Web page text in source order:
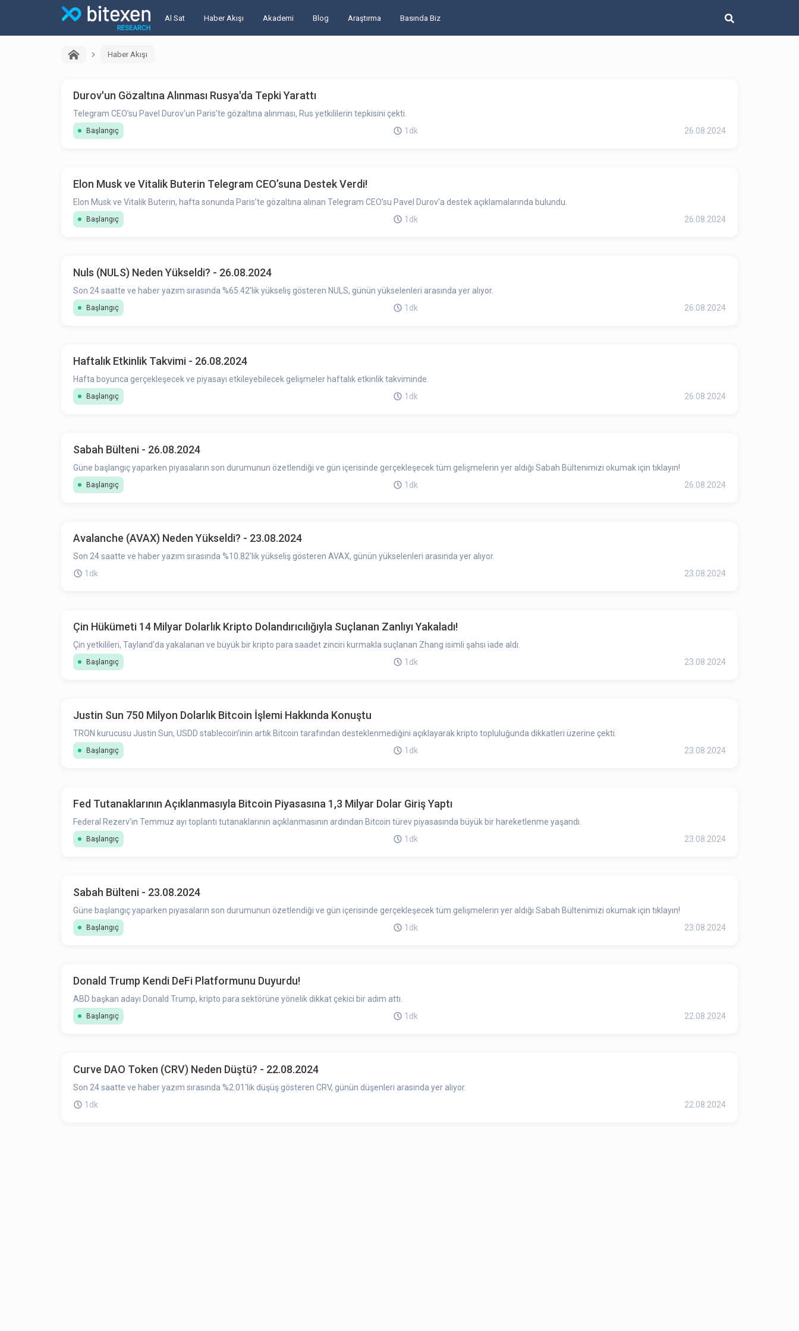
Al Sat Haber Akışı Akademi Blog Araştırma Basında Biz
Haber Akışı
Durov'un Gözaltına Alınması Rusya'da Tepki Yarattı
Telegram CEO’su Pavel Durov'un Paris’te gözaltına alınması, Rus yetkililerin tepkisini çekti.
Başlangıç 1dk 26.08.2024
Elon Musk ve Vitalik Buterin Telegram CEO’suna Destek Verdi!
Elon Musk ve Vitalik Buterin, hafta sonunda Paris’te gözaltına alınan Telegram CEO’su Pavel Durov’a destek açıklamalarında bulundu.
Başlangıç 1dk 26.08.2024
Nuls (NULS) Neden Yükseldi? - 26.08.2024
Son 24 saatte ve haber yazım sırasında %65.42'lik yükseliş gösteren NULS, günün yükselenleri arasında yer alıyor.
Başlangıç 1dk 26.08.2024
Haftalık Etkinlik Takvimi - 26.08.2024
Hafta boyunca gerçekleşecek ve piyasayı etkileyebilecek gelişmeler haftalık etkinlik takviminde.
Başlangıç 1dk 26.08.2024
Sabah Bülteni - 26.08.2024
Güne başlangıç yaparken piyasaların son durumunun özetlendiği ve gün içerisinde gerçekleşecek tüm gelişmelerin yer aldığı Sabah Bültenimizi okumak için tıklayın!
Başlangıç 1dk 26.08.2024
Avalanche (AVAX) Neden Yükseldi? - 23.08.2024
Son 24 saatte ve haber yazım sırasında %10.82'lik yükseliş gösteren AVAX, günün yükselenleri arasında yer alıyor.
1dk
23.08.2024
Çin Hükümeti 14 Milyar Dolarlık Kripto Dolandırıcılığıyla Suçlanan Zanlıyı Yakaladı!
Çin yetkilileri, Tayland'da yakalanan ve büyük bir kripto para saadet zinciri kurmakla suçlanan Zhang isimli şahsı iade aldı.
Başlangıç 1dk 23.08.2024
Justin Sun 750 Milyon Dolarlık Bitcoin İşlemi Hakkında Konuştu
TRON kurucusu Justin Sun, USDD stablecoin’inin artık Bitcoin tarafından desteklenmediğini açıklayarak kripto topluluğunda dikkatleri üzerine çekti.
Başlangıç 1dk 23.08.2024
Fed Tutanaklarının Açıklanmasıyla Bitcoin Piyasasına 1,3 Milyar Dolar Giriş Yaptı
Federal Rezerv’in Temmuz ayı toplantı tutanaklarının açıklanmasının ardından Bitcoin türev piyasasında büyük bir hareketlenme yaşandı.
Başlangıç 1dk 23.08.2024
Sabah Bülteni - 23.08.2024
Güne başlangıç yaparken piyasaların son durumunun özetlendiği ve gün içerisinde gerçekleşecek tüm gelişmelerin yer aldığı Sabah Bültenimizi okumak için tıklayın!
Başlangıç 1dk 23.08.2024
Donald Trump Kendi DeFi Platformunu Duyurdu!
ABD başkan adayı Donald Trump, kripto para sektörüne yönelik dikkat çekici bir adım attı.
Başlangıç 1dk 22.08.2024
Curve DAO Token (CRV) Neden Düştü? - 22.08.2024
Son 24 saatte ve haber yazım sırasında %2.01'lik düşüş gösteren CRV, günün düşenleri arasında yer alıyor.
1dk
22.08.2024